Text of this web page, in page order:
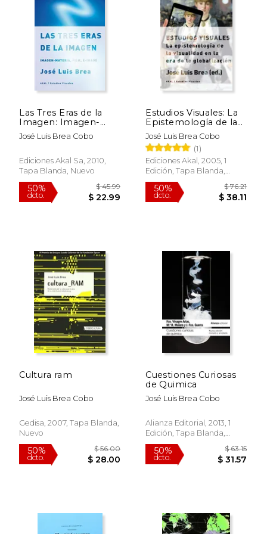
Las Tres Eras de la
Imagen: Imagen-
Materia, Film, E-
Image
José Luis Brea Cobo
Ediciones Akal Sa, 2010,
Tapa Blanda, Nuevo
50%
dcto. $ 22.99
Estudios Visuales: La
Epistemología de la
Visualidad en la era de
la Globalización
José Luis Brea Cobo
(1)
Ediciones Akal, 2005, 1
Edición, Tapa Blanda,
Nuevo
50%
dcto.
Cultura ram
José Luis Brea Cobo
Gedisa, 2007, Tapa Blanda,
Nuevo
Cuestiones Curiosas
de Quimica
José Luis Brea Cobo
Alianza Editorial, 2013, 1
Edición, Tapa Blanda,
Nuevo